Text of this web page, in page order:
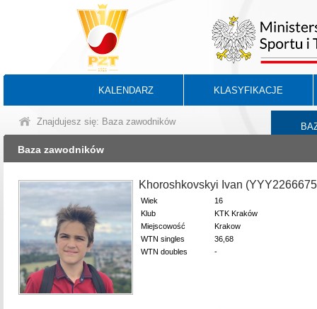
KALENDARZ KLASYFIKACJE
Znajdujesz się: Baza zawodników
Baza zawodników
Khoroshkovskyi Ivan
Wiek
16
Klub
KTK Kraków
Miejscowość
Krakow
WTN singles
36,68
WTN doubles
-